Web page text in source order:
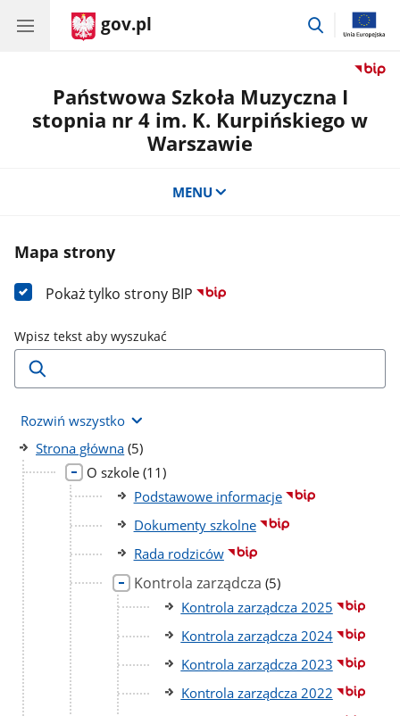
gov.pl
przejdź
Państwowa Szkoła Muzyczna I
stopnia nr 4 im. K. Kurpińskiego w
Warszawie
MENU
Mapa strony
Pokaż tylko strony BIP
Wpisz tekst aby wyszukać
Rozwiń wszystko
Strona główna liczba
podstron
(5)
O szkole liczba
podstron
(11)
Podstawowe informacje
Dokumenty szkolne
Rada rodziców
Kontrola zarządcza liczba
podstron
(5)
Kontrola zarządcza 2025
Kontrola zarządcza 2024
Kontrola zarządcza 2023
Kontrola zarządcza 2022